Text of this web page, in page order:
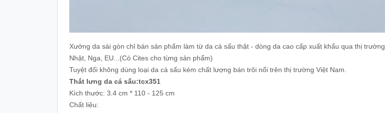
Xưởng da sài gòn chỉ bán sản phẩm làm từ da cá sấu thật - dòng da cao cấp xuất khẩu qua thị trường
Nhật, Nga, EU...(Có Cites cho từng sản phẩm)
Tuyệt đối không dùng loại da cá sấu kém chất lượng bán trôi nổi trên thị trường Việt Nam.
Thắt lưng da cá sấu:tcx351
Kích thước: 3.4 cm * 110 - 125 cm
Chất liệu: